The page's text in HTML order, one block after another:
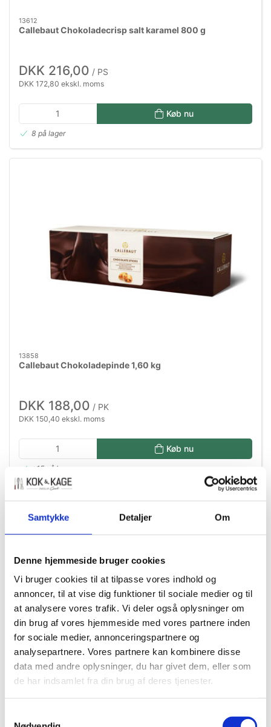
Samtykke Detaljer Om
Denne hjemmeside bruger cookies
Vi bruger cookies til at tilpasse vores indhold og
annoncer, til at vise dig funktioner til sociale medier og til
at analysere vores trafik. Vi deler også oplysninger om
din brug af vores hjemmeside med vores partnere inden
for sociale medier, annonceringspartnere og
analysepartnere. Vores partnere kan kombinere disse
data med andre oplysninger, du har givet dem, eller som
de har indsamlet fra din brug af deres tjenester.
13612
Callebaut Chokoladecrisp salt karamel 800 g
DKK 216,00 / PS
DKK 172,80 ekskl. moms
Køb nu
8 på lager
13858
Callebaut Chokoladepinde 1,60 kg
DKK 188,00 / PK
DKK 150,40 ekskl. moms
Køb nu
+15 på lager
Callebaut Crispearls ruby 200 g